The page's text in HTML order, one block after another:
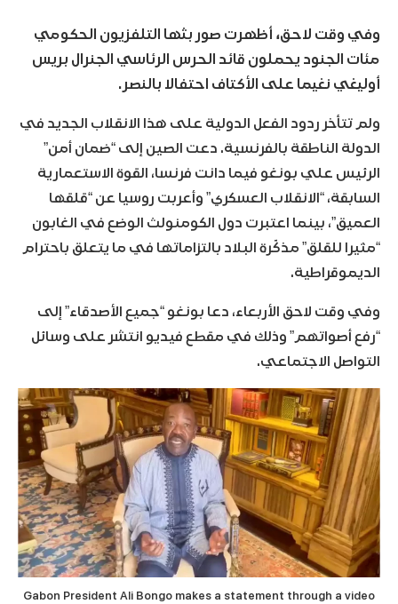
وفي وقت لاحق، أظهرت صور بثها التلفزيون الحكومي
مئات الجنود يحملون قائد الحرس الرئاسي الجنرال بريس
أوليغي نغيما على الأكتاف احتفالا بالنصر.
ولم تتأخر ردود الفعل الدولية على هذا الانقلاب الجديد في
الدولة الناطقة بالفرنسية. دعت الصين إلى “ضمان أمن”
الرئيس علي بونغو فيما دانت فرنسا، القوة الاستعمارية
السابقة، “الانقلاب العسكري” وأعربت روسيا عن “قلقها
العميق”، بينما اعتبرت دول الكومنولث الوضع في الغابون
“مثيرا للقلق” مذكّرة البلاد بالتزاماتها في ما يتعلق باحترام
الديموقراطية.
وفي وقت لاحق الأربعاء، دعا بونغو “جميع الأصدقاء” إلى
“رفع أصواتهم” وذلك في مقطع فيديو انتشر على وسائل
التواصل الاجتماعي.
Gabon President Ali Bongo makes a statement through a video